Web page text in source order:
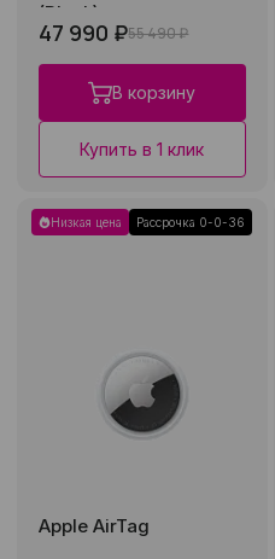
(Black)
47 990 ₽55 490 ₽
В корзину
Купить в 1 клик
Низкая цена Рассрочка 0-0-36
Apple AirTag